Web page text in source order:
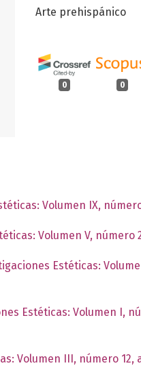
Arte prehispánico
0 0
Volumen IX,
Volumen V, número
Estéticas:
Estéticas: Volumen I,
Volumen III, número 12,